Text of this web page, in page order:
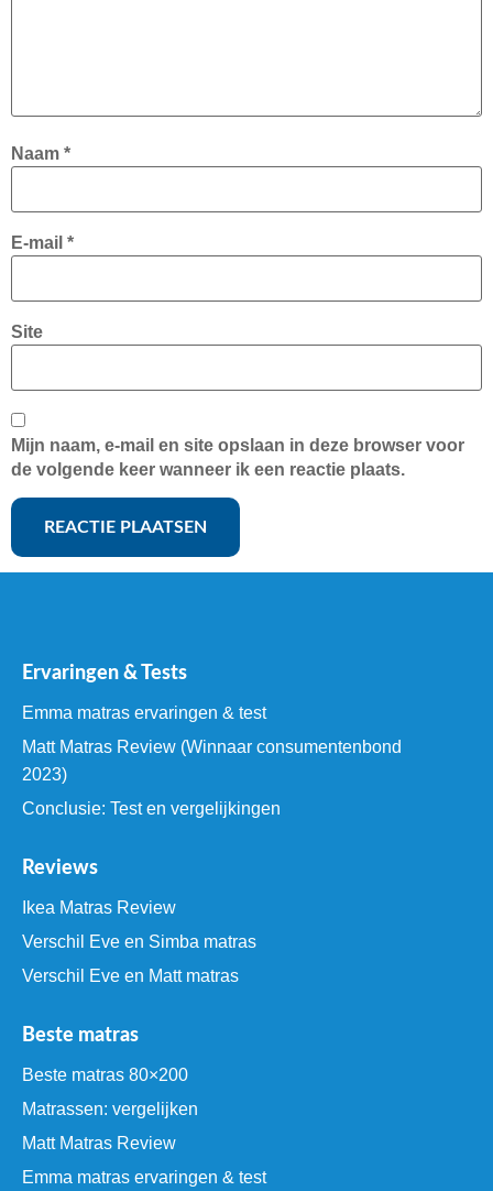
Naam *
E-mail *
Site
Mijn naam, e-mail en site opslaan in deze browser voor
de volgende keer wanneer ik een reactie plaats.
Ervaringen & Tests
Emma matras ervaringen & test
Matt Matras Review (Winnaar consumentenbond
2023)
Conclusie: Test en vergelijkingen
Reviews
Ikea Matras Review
Verschil Eve en Simba matras
Verschil Eve en Matt matras
Beste matras
Beste matras 80×200
Matrassen: vergelijken
Matt Matras Review
Emma matras ervaringen & test